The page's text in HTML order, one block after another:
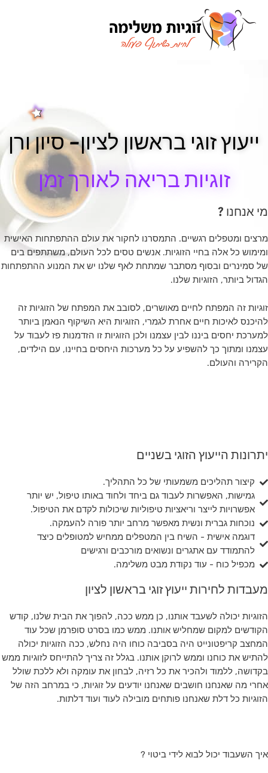
לתוכן
ייעוץ זוגי בראשון לציון- סיון ורן
זוגיות בריאה לאורך זמן
מי אנחנו ?
מרצים ומטפלים רגשיים. התמסרנו לחקור את עולם ההתפתחות האישית
ומימוש כל אלה בחיי הזוגיות. אנשים טסים לכל העולם, משתתפים בים
של סמינרים ובסוף מסתבר שמתחת לאף שלנו יש את המנוע ההתפתחות
הגדול ביותר, הזוגיות שלנו.
זוגיות זה המפתח לחיים מאושרים, לסובב את המפתח של הזוגיות זה
להיכנס לאיכות חיים אחרת לגמרי, הזוגיות היא השיקוף הנאמן ביותר
למערכת יחסים ביננו לבין עצמנו ולכן הזוגיות זו הזדמנות פז לעבוד על
עצמנו ומתוך כך להשפיע על כל מערכות היחסים בחיינו, עם הילדים,
הקרירה והעולם.
יתרונות הייעוץ הזוגי בשניים
קיצור תהליכים משמעותי של כל התהליך.
גמישות, האפשרות לעבוד גם ביחד ולחוד באותו טיפול, יש יותר
אפשרויות לייצר וריאציות טיפוליות שיכולות לקדם את הטיפול.
נוכחות גברית ונשית מאפשר מרחב יותר פורה להעמקה.
דוגמה אישית - השיח בין המטפלים ממחיש למטופלים כיצד
להתמודד עם אתגרים ונשואים מורכבים ורגישים
מכפיל כוח - עוד נקודת מבט משלימה.
מעבדות לחירות ייעוץ זוגי בראשון לציון
הזוגיות יכולה לשעבד אותנו, כן ממש ככה, להפוך את הבית שלנו, קודש
הקודשים למקום שמחליש אותנו. ממש כמו בסרט סופרמן שכל עוד
המחצב קריפטונייט היה בסביבה כוחו היה נחלש, ככה הזוגיות יכולה
להתיש את כוחנו וממש לרוקן אותנו. בגלל זה צריך להתייחס לזוגיות ממש
בקדושה, ללמוד ולהכיר את כל רזיה, לבחון את עומקה ולא ללכת שולל
אחרי מה שאנחנו חושבים שאנחנו יודעים על זוגיות, כי במרחב הזה של
הזוגיות כל דלת שאנחנו פותחים מובילה לעוד ועוד דלתות.
איך השעבוד יכול לבוא לידי ביטוי ?